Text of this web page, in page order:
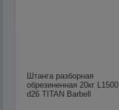
Штанга разборная
обрезиненная 20кг L1500
d26 TITAN Barbell